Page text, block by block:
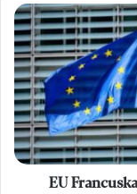
EU
Francuska,
Njemačka
i
Italija
odgovaraju
na
američke
carine
EU